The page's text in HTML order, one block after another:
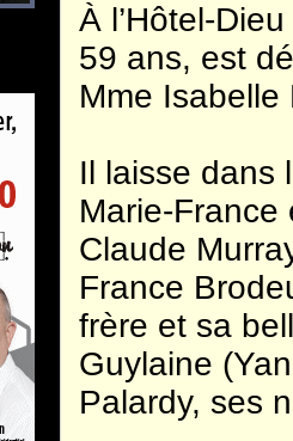
À l’Hôtel-
59 ans, est
Mme
Il laisse dans
Marie-
Claude
France
frère et sa
Guylaine
Palardy, ses